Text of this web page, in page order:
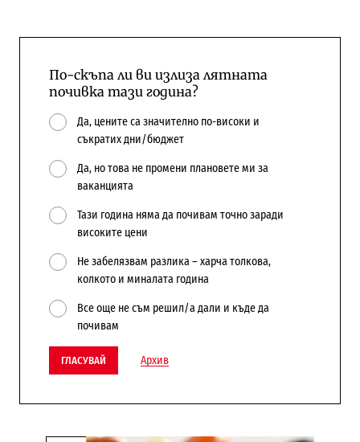
По-скъпа ли ви излиза лятната
почивка тази година?
Да, цените са значително по-високи и
съкратих дни/бюджет
Да, но това не промени плановете ми за
ваканцията
Тази година няма да почивам точно заради
високите цени
Не забелязвам разлика – харча толкова,
колкото и миналата година
Все още не съм решил/а дали и къде да
почивам
ГЛАСУВАЙ Архив